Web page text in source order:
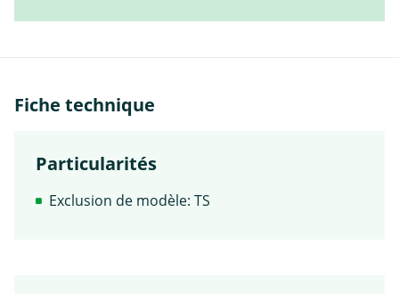
Fiche technique
Particularités
Exclusion de modèle: TS